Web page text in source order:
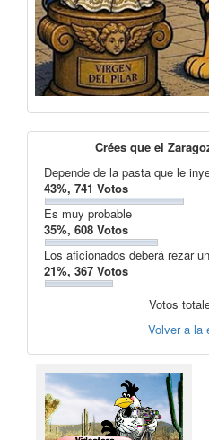
Crées que el
Depende de la pasta que le
43%, 741 Votos
Es muy probable
35%, 608 Votos
Los aficionados deberá rezar
21%, 367 Votos
Votos
Volver a la